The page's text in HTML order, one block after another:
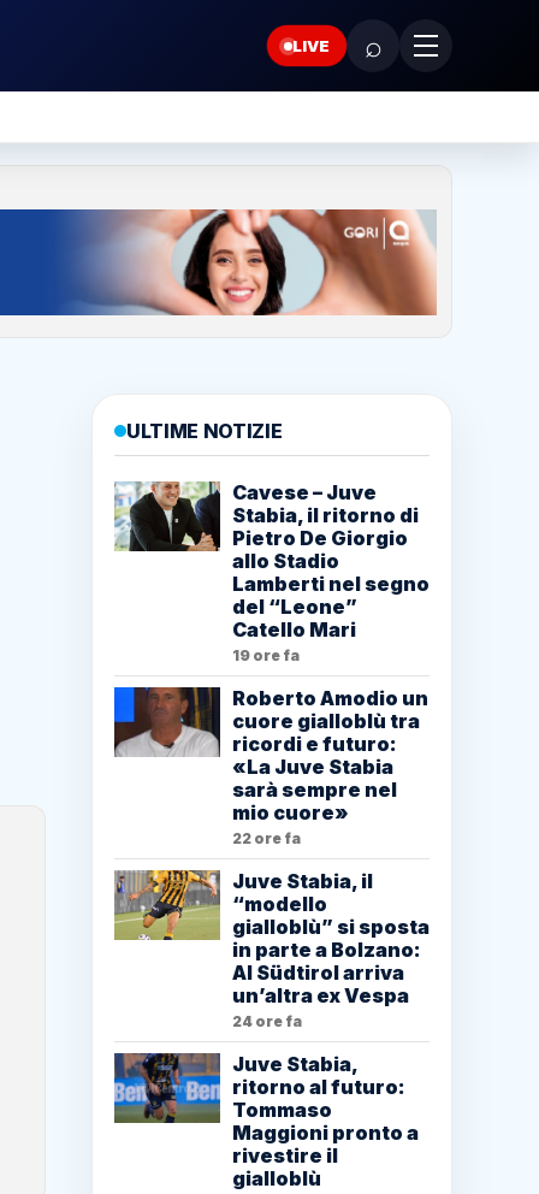
LIVE ⌕
ULTIME NOTIZIE
Cavese – Juve
Stabia, il ritorno di
Pietro De Giorgio
allo Stadio
Lamberti nel segno
del “Leone”
Catello Mari
19 ore fa
Roberto Amodio un
cuore gialloblù tra
ricordi e futuro:
«La Juve Stabia
sarà sempre nel
mio cuore»
22 ore fa
Juve Stabia, il
“modello
gialloblù” si sposta
in parte a Bolzano:
Al Südtirol arriva
un’altra ex Vespa
24 ore fa
Juve Stabia,
ritorno al futuro:
Tommaso
Maggioni pronto a
rivestire il
gialloblù